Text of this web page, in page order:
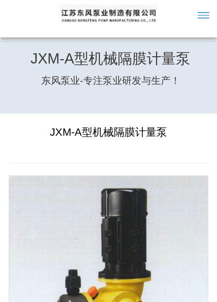
JXM-A型机械隔膜计量泵
东风泵业-专注泵业研发与生产！
JXM-A型机械隔膜计量泵